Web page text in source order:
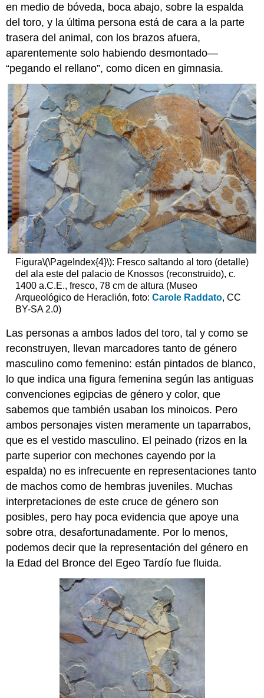
en medio de bóveda, boca abajo, sobre la espalda
del toro, y la última persona está de cara a la parte
trasera del animal, con los brazos afuera,
aparentemente solo habiendo desmontado—
“pegando el rellano”, como dicen en gimnasia.
Figura\(\PageIndex{4}\): Fresco saltando al toro (detalle)
del ala este del palacio de Knossos (reconstruido), c.
1400 a.C.E., fresco, 78 cm de altura (Museo
Arqueológico de Heraclión, foto: Carole Raddato, CC
BY-SA 2.0)
Las personas a ambos lados del toro, tal y como se
reconstruyen, llevan marcadores tanto de género
masculino como femenino: están pintados de blanco,
lo que indica una figura femenina según las antiguas
convenciones egipcias de género y color, que
sabemos que también usaban los minoicos. Pero
ambos personajes visten meramente un taparrabos,
que es el vestido masculino. El peinado (rizos en la
parte superior con mechones cayendo por la
espalda) no es infrecuente en representaciones tanto
de machos como de hembras juveniles. Muchas
interpretaciones de este cruce de género son
posibles, pero hay poca evidencia que apoye una
sobre otra, desafortunadamente. Por lo menos,
podemos decir que la representación del género en
la Edad del Bronce del Egeo Tardío fue fluida.